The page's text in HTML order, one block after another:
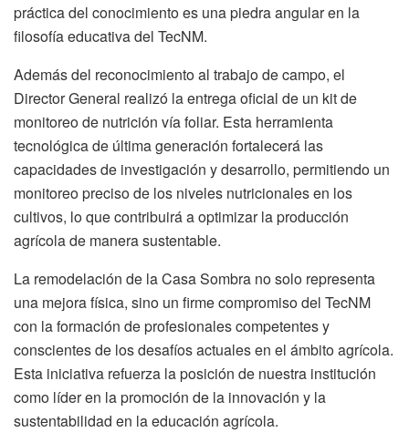
práctica del conocimiento es una piedra angular en la
filosofía educativa del TecNM.
Además del reconocimiento al trabajo de campo, el
Director General realizó la entrega oficial de un kit de
monitoreo de nutrición vía foliar. Esta herramienta
tecnológica de última generación fortalecerá las
capacidades de investigación y desarrollo, permitiendo un
monitoreo preciso de los niveles nutricionales en los
cultivos, lo que contribuirá a optimizar la producción
agrícola de manera sustentable.
La remodelación de la Casa Sombra no solo representa
una mejora física, sino un firme compromiso del TecNM
con la formación de profesionales competentes y
conscientes de los desafíos actuales en el ámbito agrícola.
Esta iniciativa refuerza la posición de nuestra institución
como líder en la promoción de la innovación y la
sustentabilidad en la educación agrícola.